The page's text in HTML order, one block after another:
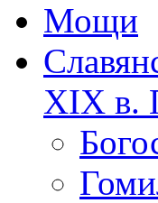
Мощи
XIX в.